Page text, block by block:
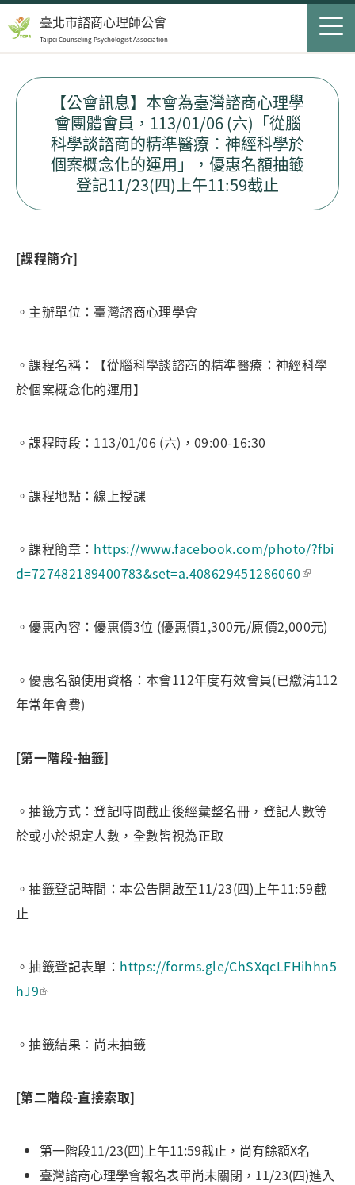
最新消息
會員服務
民眾服務
聯絡我們
搜尋表單
Jump to Navigation
Jump to Main content
【公會訊息】本會為臺灣諮商心理學
會團體會員，113/01/06 (六)「從腦
科學談諮商的精準醫療：神經科學於
個案概念化的運用」，優惠名額抽籤
登記11/23(四)上午11:59截止
[課程簡介]
。主辦單位：臺灣諮商心理學會
。課程名稱：【從腦科學談諮商的精準醫療：神經科學
於個案概念化的運用】
。課程時段：113/01/06 (六)，09:00-16:30
。課程地點：線上授課
。課程簡章： https://www.facebook.com/photo/?fbi
d=727482189400783&set=a.408629451286060
。優惠內容：優惠價3位 (優惠價1,300元/原價2,000元)
。優惠名額使用資格：本會112年度有效會員(已繳清112
年常年會費)
[第一階段-抽籤]
。抽籤方式：登記時間截止後經彙整名冊，登記人數等
於或小於規定人數，全數皆視為正取
。抽籤登記時間：本公告開啟至11/23(四)上午11:59截
止
。抽籤登記表單： https://forms.gle/ChSXqcLFHihhn5
hJ9
。抽籤結果：尚未抽籤
[第二階段-直接索取]
第一階段11/23(四)上午11:59截止，尚有餘額X名
臺灣諮商心理學會報名表單尚未關閉，11/23(四)進入
臺北市諮商心理師公會
Taipei Counseling Psychologist Association